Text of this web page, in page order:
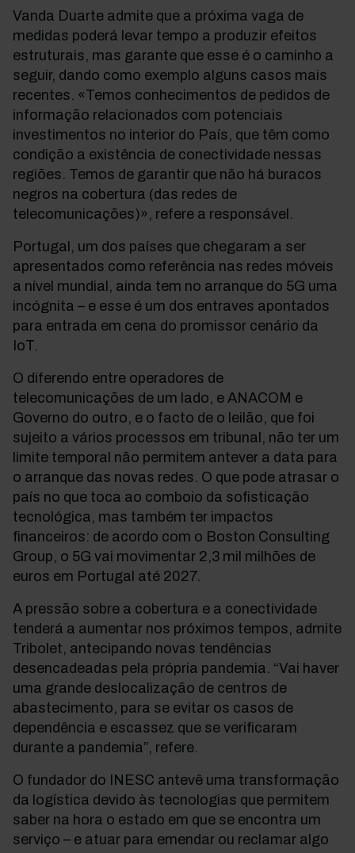
Vanda Duarte admite que a próxima vaga de
medidas poderá levar tempo a produzir efeitos
estruturais, mas garante que esse é o caminho a
seguir, dando como exemplo alguns casos mais
recentes. «Temos conhecimentos de pedidos de
informação relacionados com potenciais
investimentos no interior do País, que têm como
condição a existência de conectividade nessas
regiões. Temos de garantir que não há buracos
negros na cobertura (das redes de
telecomunicações)», refere a responsável.
Portugal, um dos países que chegaram a ser
apresentados como referência nas redes móveis
a nível mundial, ainda tem no arranque do 5G uma
incógnita – e esse é um dos entraves apontados
para entrada em cena do promissor cenário da
IoT.
O diferendo entre operadores de
telecomunicações de um lado, e ANACOM e
Governo do outro, e o facto de o leilão, que foi
sujeito a vários processos em tribunal, não ter um
limite temporal não permitem antever a data para
o arranque das novas redes. O que pode atrasar o
país no que toca ao comboio da sofisticação
tecnológica, mas também ter impactos
financeiros: de acordo com o Boston Consulting
Group, o 5G vai movimentar 2,3 mil milhões de
euros em Portugal até 2027.
A pressão sobre a cobertura e a conectividade
tenderá a aumentar nos próximos tempos, admite
Tribolet, antecipando novas tendências
desencadeadas pela própria pandemia. “Vai haver
uma grande deslocalização de centros de
abastecimento, para se evitar os casos de
dependência e escassez que se verificaram
durante a pandemia”, refere.
O fundador do INESC antevê uma transformação
da logística devido às tecnologias que permitem
saber na hora o estado em que se encontra um
serviço – e atuar para emendar ou reclamar algo